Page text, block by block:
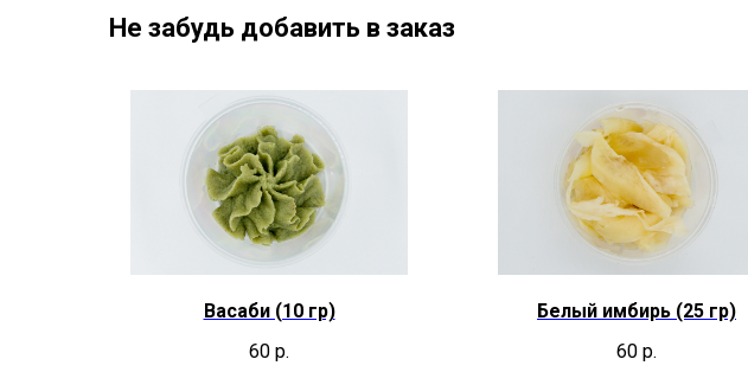
Не забудь добавить в заказ
Васаби (10 гр)
60 р.
Белый имбирь (25 гр)
60 р.